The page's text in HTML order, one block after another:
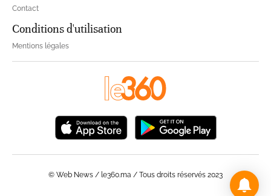
Contact
Conditions d'utilisation
Mentions légales
© Web News / le360.ma / Tous droits réservés 2023